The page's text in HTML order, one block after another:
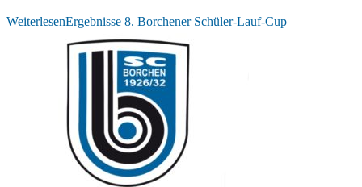
WeiterlesenErgebnisse 8. Borchener Schüler-Lauf-Cup